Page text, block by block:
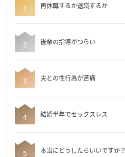
再休職するか退職するか
後輩の指導がつらい
夫との性行為が苦痛
結婚半年でセックスレス
本当にどうしたらいいですか？